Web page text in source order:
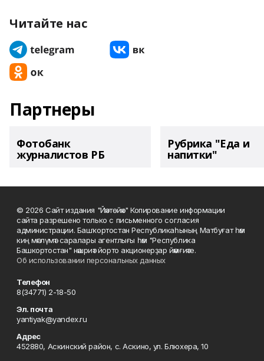
Читайте нас
Партнеры
Фотобанк
журналистов РБ
Рубрика "Еда и
напитки"
© 2026 Сайт издания "Йәнтөйәк" Копирование информации
сайта разрешено только с письменного согласия
администрации. Башҡортостан Республикаһының Матбуғат һәм
киң мәғлүмәт саралары агентлығы һәм "Республика
Башкортостан" нәшриәт йорто акционерҙар йәмғиәте.
Об использовании персональных данных
Телефон
8(34771) 2-18-50
Эл. почта
yantiyak@yandex.ru
Адрес
452880, Аскинский район, с. Аскино, ул. Блюхера, 10